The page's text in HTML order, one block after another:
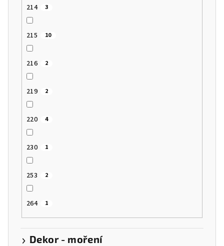
214 3
215 10
216 2
219 2
220 4
230 1
253 2
264 1
Dekor - moření